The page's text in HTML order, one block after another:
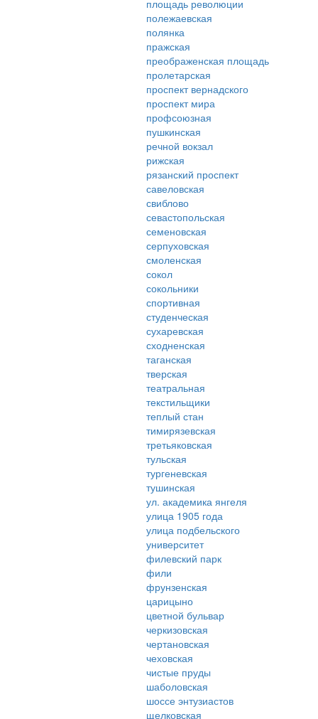
площадь революции
полежаевская
полянка
пражская
преображенская площадь
пролетарская
проспект вернадского
проспект мира
профсоюзная
пушкинская
речной вокзал
рижская
рязанский проспект
савеловская
свиблово
севастопольская
семеновская
серпуховская
смоленская
сокол
сокольники
спортивная
студенческая
сухаревская
сходненская
таганская
тверская
театральная
текстильщики
теплый стан
тимирязевская
третьяковская
тульская
тургеневская
тушинская
ул. академика янгеля
улица 1905 года
улица подбельского
университет
филевский парк
фили
фрунзенская
царицыно
цветной бульвар
черкизовская
чертановская
чеховская
чистые пруды
шаболовская
шоссе энтузиастов
щелковская